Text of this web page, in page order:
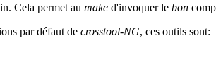
Cela permet au make d'invoquer le bon
par défaut de crosstool-NG, ces outils sont: